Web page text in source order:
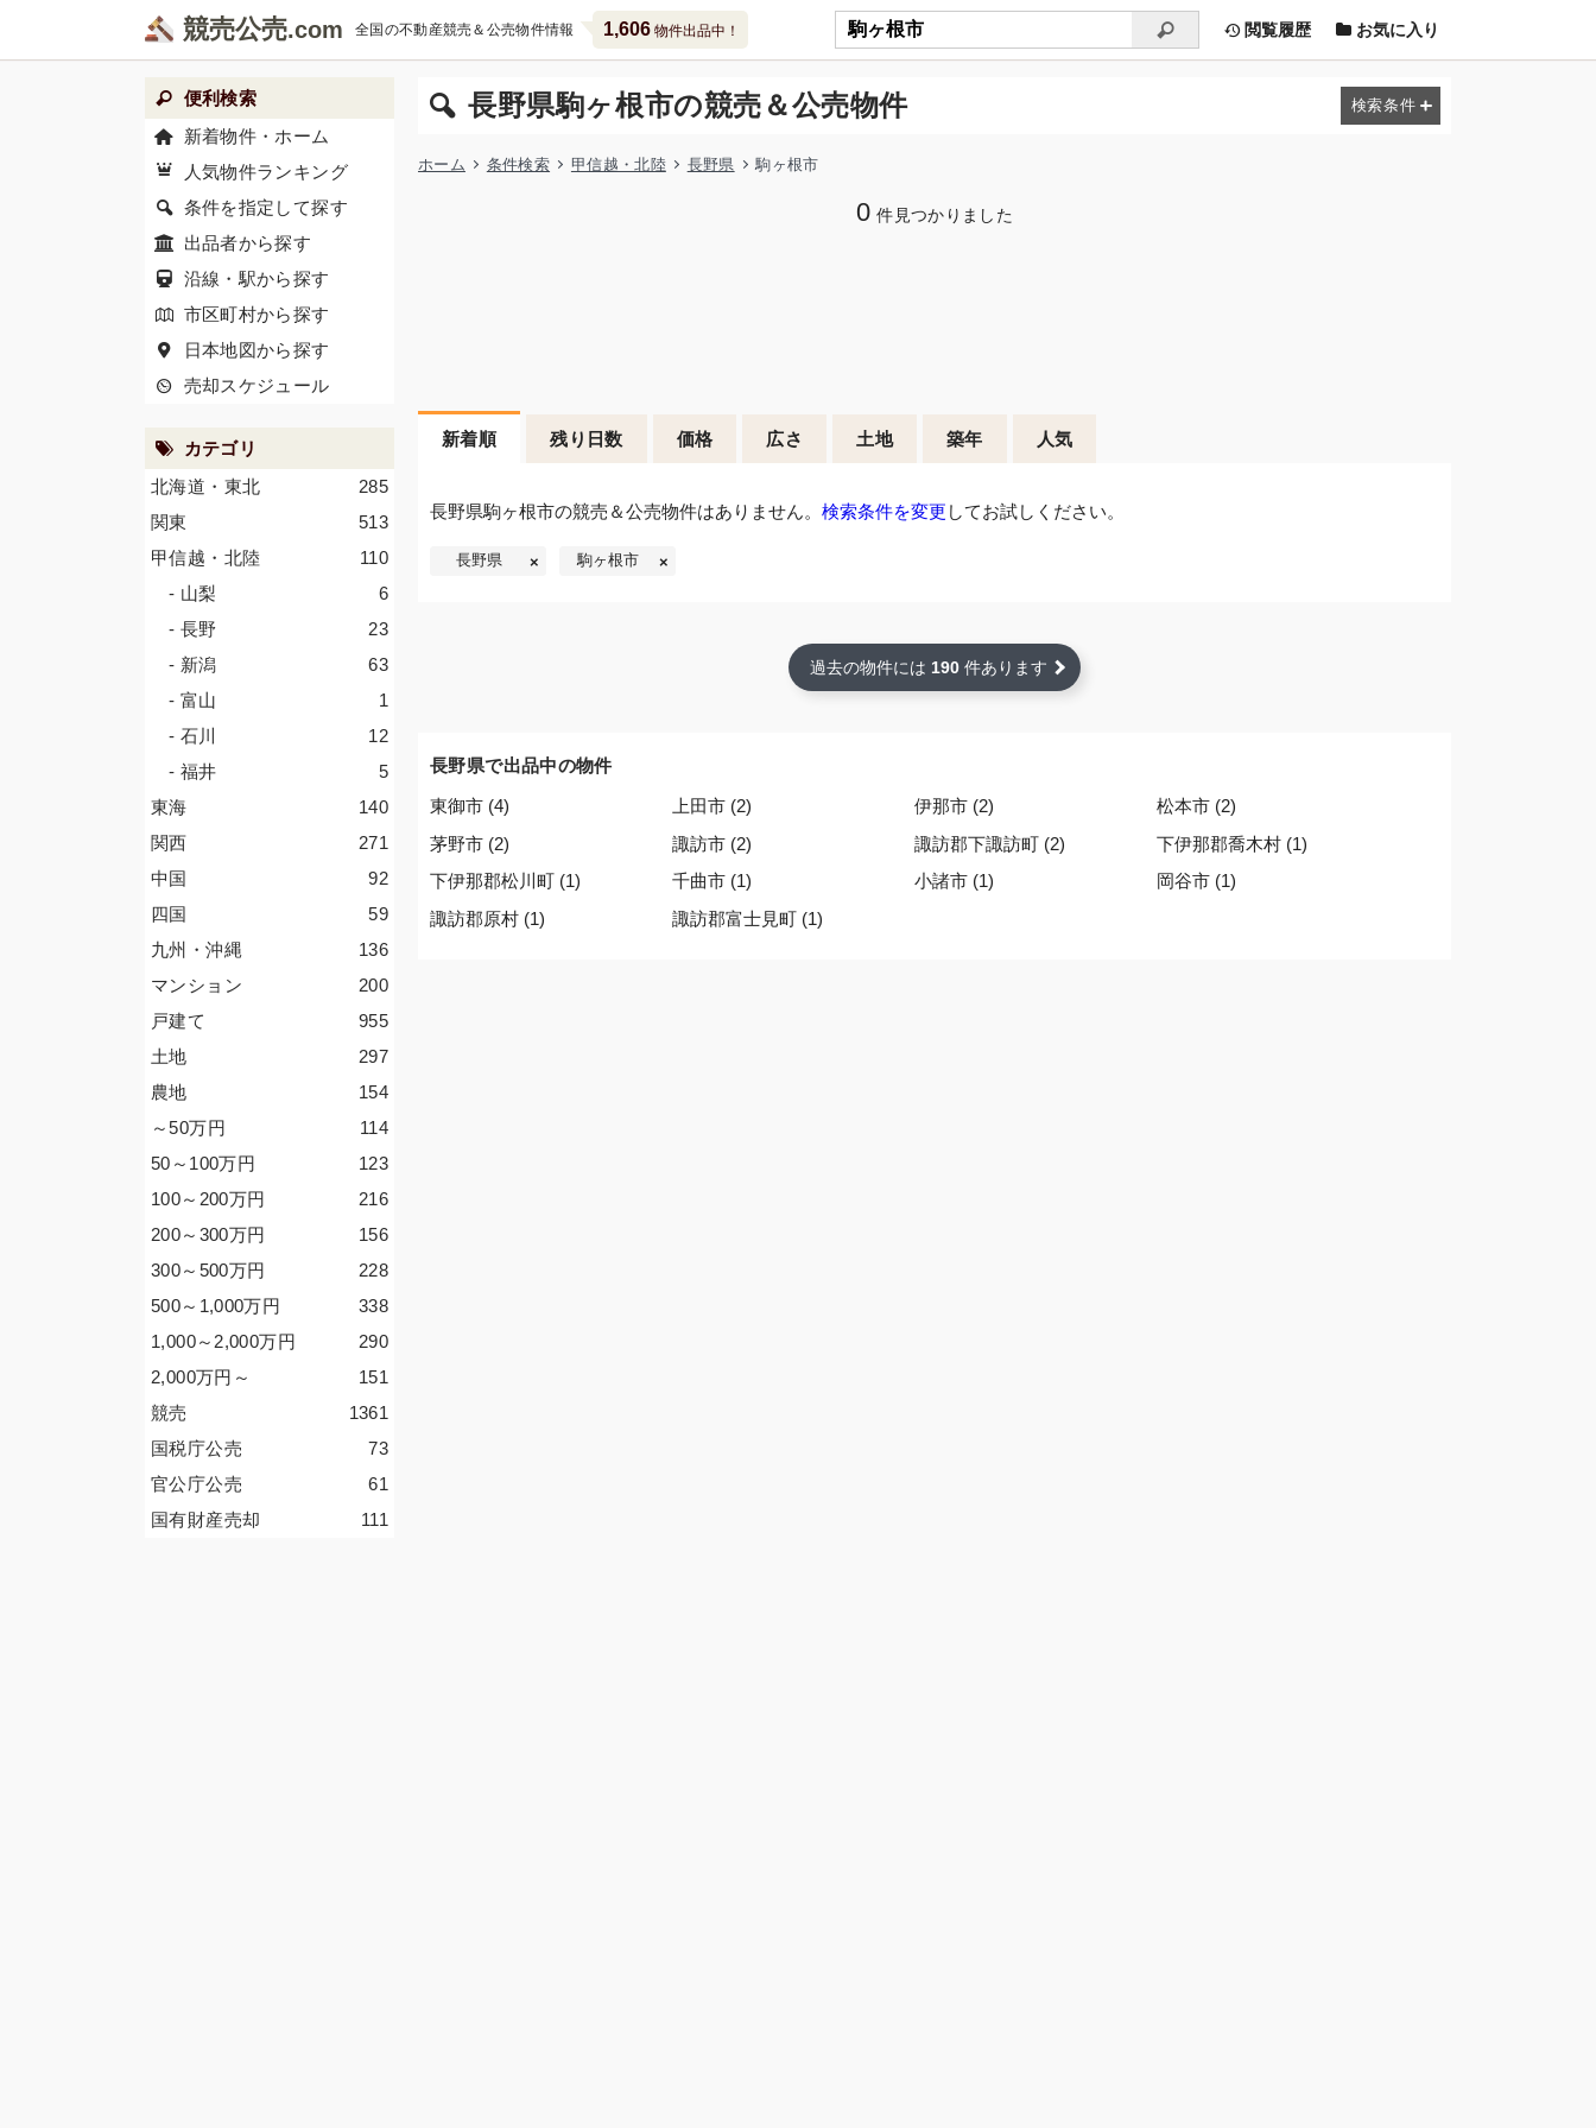
競売公売 全国の不動産競売＆公売物件情報 1,606物件出品中！ 閲覧履歴 お気に入り
長野県駒ヶ根市の競売＆公売物件
ホーム 条件検索 甲信越・北陸 長野県 駒ヶ根市
0 件見つかりました
新着順 残り日数 価格 広さ 土地 築年 人気
長野県駒ヶ根市の競売＆公売物件はありません。 検索条件を変更 してお試しください。
長野県 駒ヶ根市
過去の物件には 190 件あります
長野県で出品中の物件
東御市 (4) 上田市 (2) 伊那市 (2)
松本市 (2)
茅野市 (2)
諏訪市 (2) 諏訪郡下諏訪町 (2)
下伊那郡喬木村 (1)
下伊那郡松川町 (1)
千曲市 (1) 小諸市 (1)
岡谷市 (1)
諏訪郡原村 (1)
諏訪郡富士見町 (1)
便利検索
新着物件・ホーム
人気物件ランキング
条件を指定して探す
出品者から探す
沿線・駅から探す
市区町村から探す
日本地図から探す
売却スケジュール
カテゴリ
285
北海道・東北
513
関東
110
甲信越・北陸
6
- 山梨
23
- 長野
63
- 新潟
1
- 富山
12
- 石川
5
- 福井
140
東海
271
関西
92
中国
59
四国
136
九州・沖縄
200
マンション
955
戸建て
297
土地
154
農地
114
～50万円
123
50～100万円
216
100～200万円
156
200～300万円
228
300～500万円
338
500～1,000万円
290
1,000～2,000万円
151
2,000万円 ～
1361
競売
73
国税庁公売
61
官公庁公売
111
国有財産売却